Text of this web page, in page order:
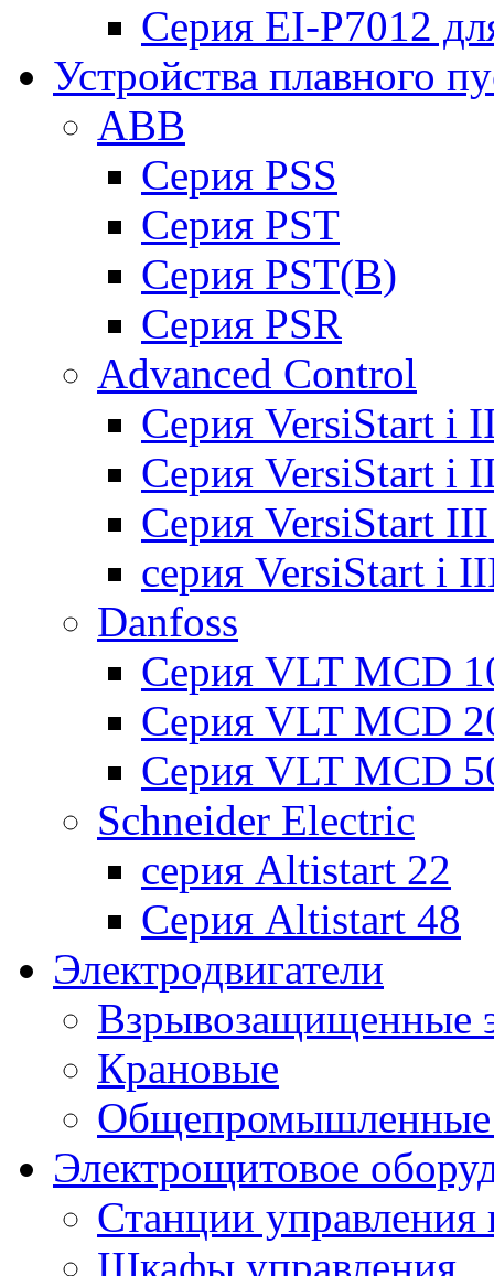
Серия EI-P7012
Устройства плавного
ABB
Cерия PSS
Cерия PST
Cерия PST(B)
Серия PSR
Advanced Control
Cерия VersiStart i
Cерия VersiStart i
Cерия VersiStart
серия VersiStart i
Danfoss
Серия VLT MCD
Серия VLT MCD
Серия VLT MCD
Schneider Electric
серия Altistart 22
Серия Altistart 48
Электродвигатели
Взрывозащищенные
Крановые
Общепромышленные
Электрощитовое
Станции управления
Шкафы управления